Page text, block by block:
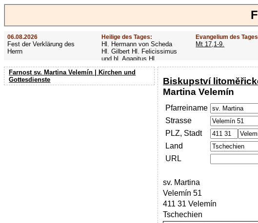
06.08.2026
Fest der Verklärung des
Herrn
Heilige des Tages:
Hl. Hermann von Scheda
Hl. Gilbert Hl. Felicissimus
und hl. Agapitus Hl.
Gezelinus (Gozelin)
Evangelium des
Mt 17,1-9.
Farnost sv. Martina Velemín | Kirchen und
Gottesdienste
Biskupství
Martina Velemín
Pfarreiname
Strasse
PLZ, Stadt
Land
URL
sv. Martina
Velemín 51
411 31 Velemín
Tschechien